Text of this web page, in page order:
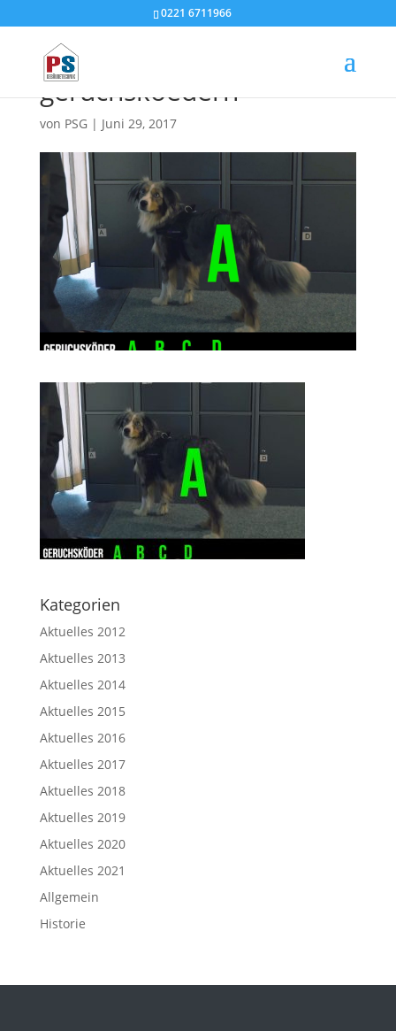
0221 6711966
luna mit 4
geruchskoedern
von PSG| Juni 29, 2017
Kategorien
Aktuelles 2012
Aktuelles 2013
Aktuelles 2014
Aktuelles 2015
Aktuelles 2016
Aktuelles 2017
Aktuelles 2018
Aktuelles 2019
Aktuelles 2020
Aktuelles 2021
Allgemein
Historie